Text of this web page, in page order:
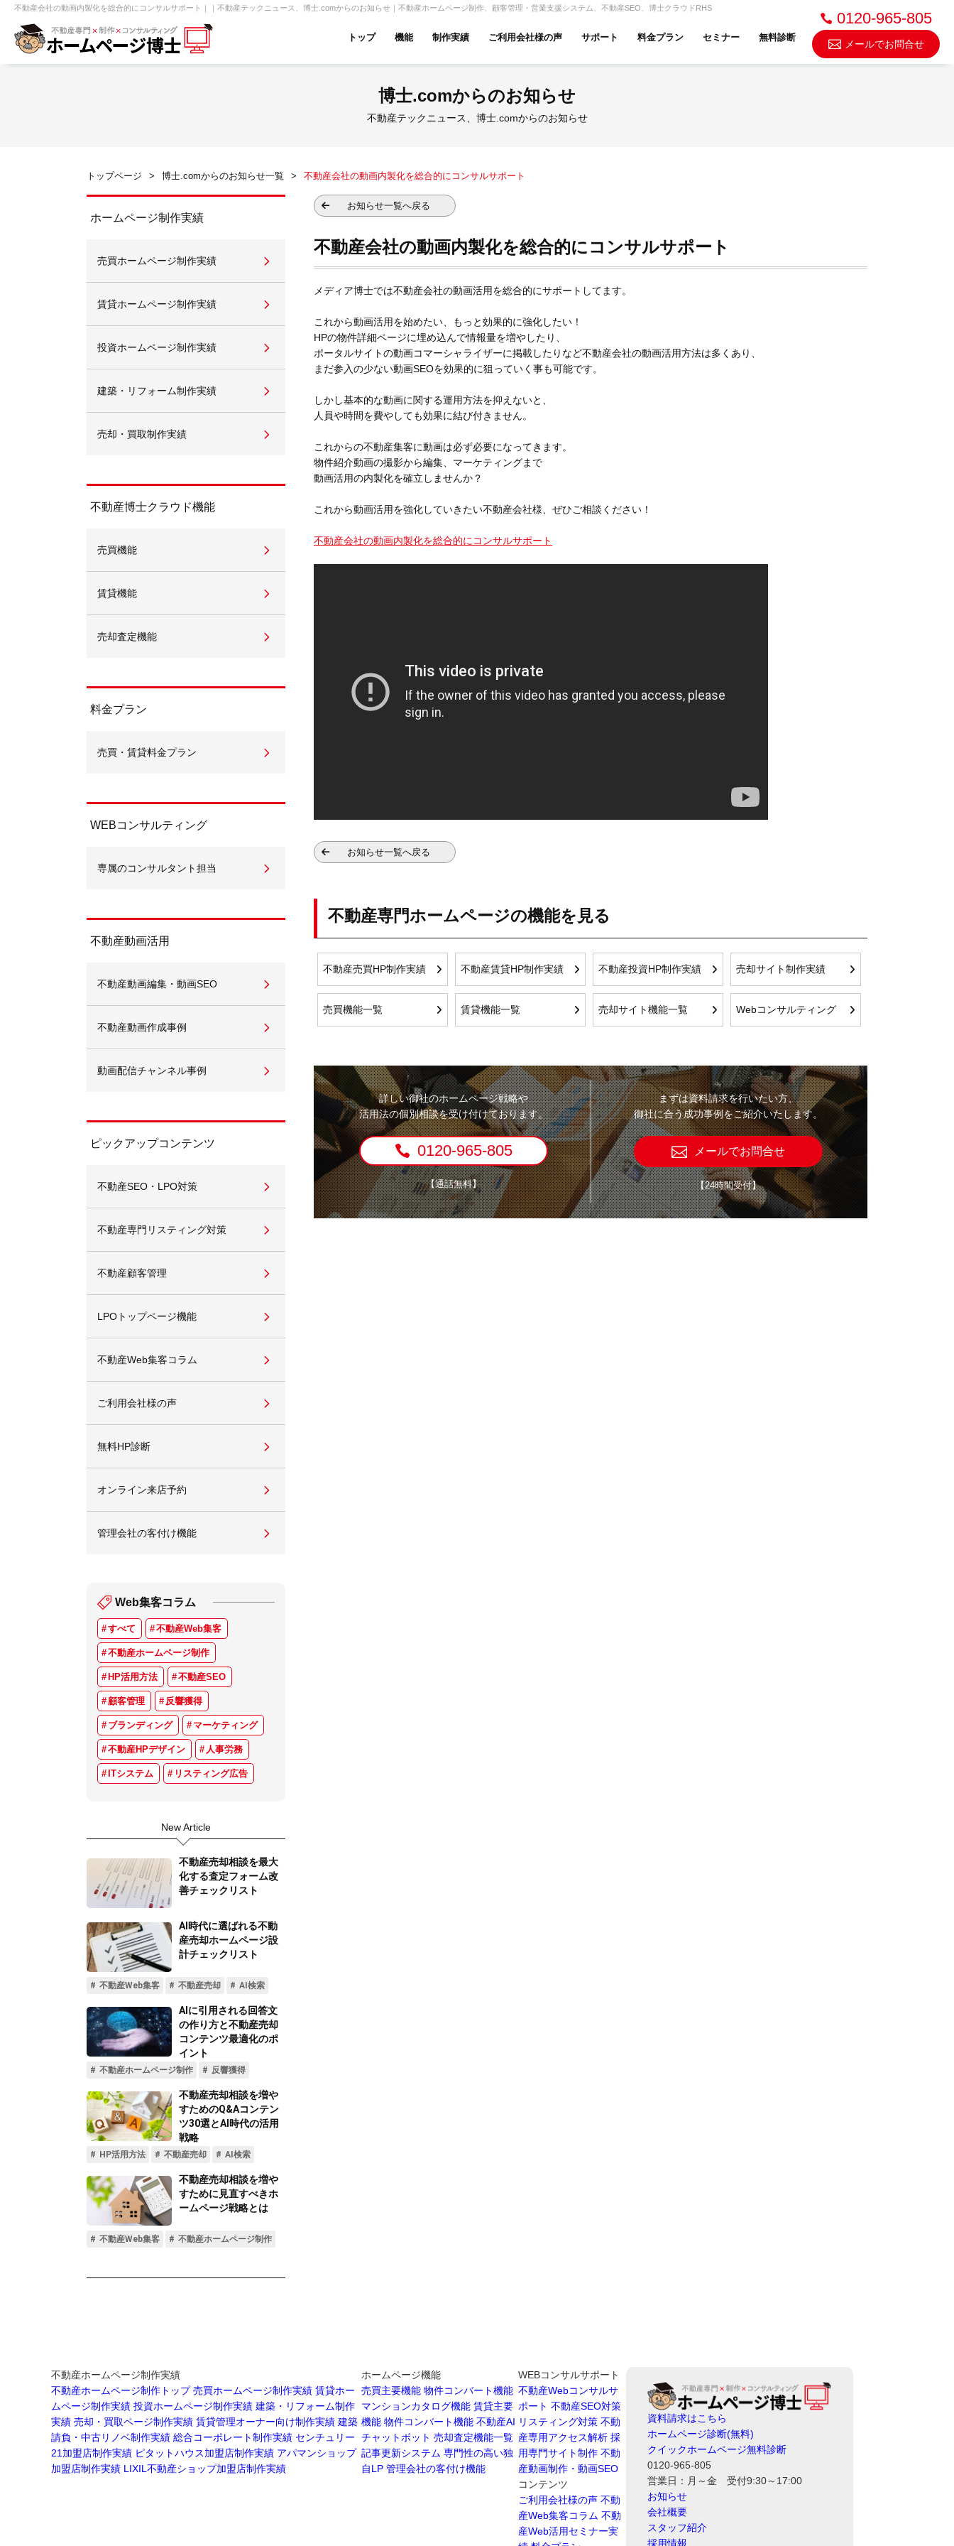
不動産会社の動画内製化を総合的にコンサルサポート｜｜不動産テックニュース、博士.comからのお知らせ｜不動産ホームページ制作、顧客管理・営業支援システム、不動産SEO、博士クラウドRHS
トップ 機能
【賃貸】機能一覧
制作実績
不動産投資・収益物件 建築・リフォーム テナント
センチュリー21 ピタットハウス アパマンショップ
賃貸管理オーナー向け 建築請負・中古リノベ
動画配信サイト制作事例
ご利用会社様の声 サポート 料金プラン セミナー 無料診断
クイックホームページ無料診断
0120-965-805
メールでお問合せ
博士.comからのお知らせ
不動産テックニュース、博士.comからのお知らせ
トップページ 博士.comからのお知らせ一覧 不動産会社の動画内製化を総合的にコンサルサポート
ホームページ制作実績
売買ホームページ制作実績
賃貸ホームページ制作実績
投資ホームページ制作実績
建築・リフォーム制作実績
売却・買取制作実績
不動産博士クラウド機能
売買機能
賃貸機能
売却査定機能
料金プラン
売買・賃貸料金プラン
WEBコンサルティング
専属のコンサルタント担当
不動産動画活用
不動産動画編集・動画SEO
不動産動画作成事例
動画配信チャンネル事例
ピックアップコンテンツ
不動産SEO・LPO対策
不動産専門リスティング対策
不動産顧客管理
LPOトップページ機能
不動産Web集客コラム
ご利用会社様の声
無料HP診断
オンライン来店予約
管理会社の客付け機能
Web集客コラム
すべて 不動産Web集客
不動産ホームページ制作
HP活用方法 不動産SEO
顧客管理 反響獲得
ブランディング マーケティング
不動産HPデザイン 人事労務
ITシステム リスティング広告
New Article
お知らせ一覧へ戻る
不動産会社の動画内製化を総合的にコンサルサポート
メディア博士では不動産会社の動画活用を総合的にサポートしてます。
これから動画活用を始めたい、もっと効果的に強化したい！
HPの物件詳細ページに埋め込んで情報量を増やしたり、
ポータルサイトの動画コマーシャライザーに掲載したりなど不動産会社の動画活用方法は多くあり、
まだ参入の少ない動画SEOを効果的に狙っていく事も可能です。
しかし基本的な動画に関する運用方法を抑えないと、
人員や時間を費やしても効果に結び付きません。
これからの不動産集客に動画は必ず必要になってきます。
物件紹介動画の撮影から編集、マーケティングまで
動画活用の内製化を確立しませんか？
これから動画活用を強化していきたい不動産会社様、ぜひご相談ください！
不動産会社の動画内製化を総合的にコンサルサポート
お知らせ一覧へ戻る
不動産専門ホームページの機能を見る
不動産売買HP制作実績 不動産賃貸HP制作実績 不動産投資HP制作実績 売却サイト制作実績
売買機能一覧 賃貸機能一覧 売却サイト機能一覧 Webコンサルティング
詳しい御社のホームページ戦略や
活用法の個別相談を受け付けております。
0120-965-805
【通話無料】
まずは資料請求を行いたい方、
御社に合う成功事例をご紹介いたします。
メールでお問合せ
【24時間受付】
不動産ホームページ制作実績
不動産ホームページ制作トップ 売買ホームページ制作実績 賃貸ホー
ムページ制作実績 投資ホームページ制作実績 建築・リフォーム制作
実績 売却・買取ページ制作実績 賃貸管理オーナー向け制作実績 建築
請負・中古リノベ制作実績 総合コーポレート制作実績 センチュリー
21加盟店制作実績 ピタットハウス加盟店制作実績 アパマンショップ
加盟店制作実績 LIXIL不動産ショップ加盟店制作実績
ホームページ機能
売買主要機能 物件コンバート機能
マンションカタログ機能 賃貸主要
機能 物件コンバート機能 不動産AI
チャットボット 売却査定機能一覧
記事更新システム 専門性の高い独
自LP 管理会社の客付け機能
WEBコンサルサポート
不動産Webコンサルサ
ポート 不動産SEO対策
リスティング対策 不動
産専用アクセス解析 採
用専門サイト制作 不動
産動画制作・動画SEO
コンテンツ
ご利用会社様の声 不動
産Web集客コラム 不動
産Web活用セミナー実
資料請求はこちら
ホームページ診断(無料)
クイックホームページ無料診断
0120-965-805
営業日：月～金 受付9:30～17:00
お知らせ
会社概要
スタッフ紹介
採用情報